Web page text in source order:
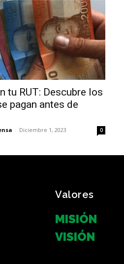
tu RUT: Descubre los
pagan antes de
- Diciembre 1, 2023 0
Valores
MISIÓN
VISIÓN